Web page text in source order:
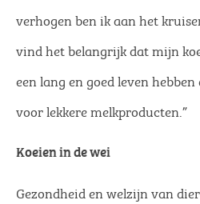
verhogen ben ik aan het
vind het belangrijk dat mijn
een lang en goed leven
voor lekkere melkproducten.”
Koeien in de wei
Gezondheid en welzijn van